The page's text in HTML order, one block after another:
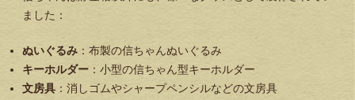
ました：
ぬいぐるみ ：布製の信ちゃんぬいぐるみ
キーホルダー ：小型の信ちゃん型キーホルダー
文房具 ：消しゴムやシャープペンシルなどの文房具